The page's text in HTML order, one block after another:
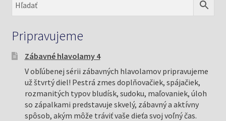
Pripravujeme
Zábavné hlavolamy 4
V obľúbenej sérii zábavných hlavolamov pripravujeme
už štvrtý diel! Pestrá zmes doplňovačiek, spájačiek,
rozmanitých typov bludísk, sudoku, maľovaniek, úloh
so zápalkami predstavuje skvelý, zábavný a aktívny
spôsob, akým môže tráviť vaše dieťa svoj voľný čas.